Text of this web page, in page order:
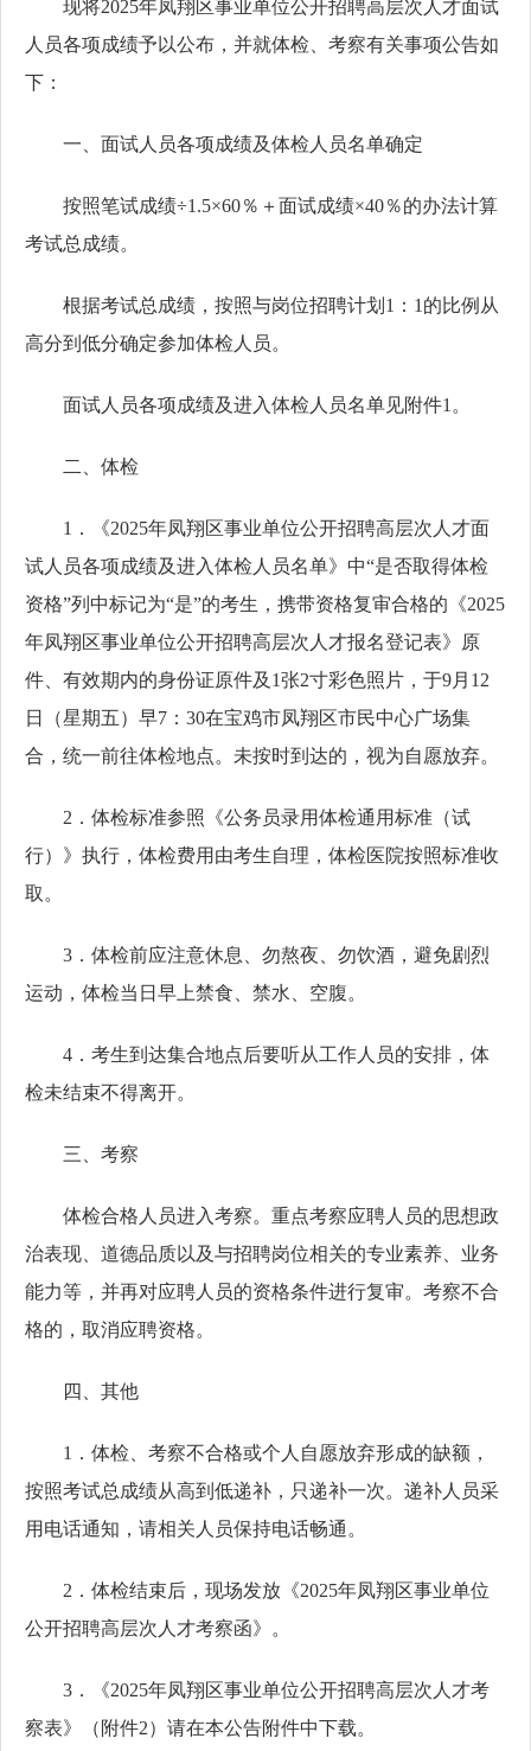
现将2025年凤翔区事业单位公开招聘高层次人才面试
人员各项成绩予以公布，并就体检、考察有关事项公告如
下：
一、面试人员各项成绩及体检人员名单确定
按照笔试成绩÷1.5×60％＋面试成绩×40％的办法计算
考试总成绩。
根据考试总成绩，按照与岗位招聘计划1：1的比例从
高分到低分确定参加体检人员。
面试人员各项成绩及进入体检人员名单见附件1。
二、体检
1．《2025年凤翔区事业单位公开招聘高层次人才面
试人员各项成绩及进入体检人员名单》中“是否取得体检
资格”列中标记为“是”的考生，携带资格复审合格的《2025
年凤翔区事业单位公开招聘高层次人才报名登记表》原
件、有效期内的身份证原件及1张2寸彩色照片，于9月12
日（星期五）早7：30在宝鸡市凤翔区市民中心广场集
合，统一前往体检地点。未按时到达的，视为自愿放弃。
2．体检标准参照《公务员录用体检通用标准（试
行）》执行，体检费用由考生自理，体检医院按照标准收
取。
3．体检前应注意休息、勿熬夜、勿饮酒，避免剧烈
运动，体检当日早上禁食、禁水、空腹。
4．考生到达集合地点后要听从工作人员的安排，体
检未结束不得离开。
三、考察
体检合格人员进入考察。重点考察应聘人员的思想政
治表现、道德品质以及与招聘岗位相关的专业素养、业务
能力等，并再对应聘人员的资格条件进行复审。考察不合
格的，取消应聘资格。
四、其他
1．体检、考察不合格或个人自愿放弃形成的缺额，
按照考试总成绩从高到低递补，只递补一次。递补人员采
用电话通知，请相关人员保持电话畅通。
2．体检结束后，现场发放《2025年凤翔区事业单位
公开招聘高层次人才考察函》。
3．《2025年凤翔区事业单位公开招聘高层次人才考
察表》（附件2）请在本公告附件中下载。